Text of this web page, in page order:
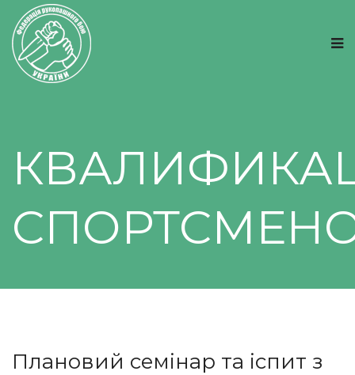
Плановий семінар та іспит з